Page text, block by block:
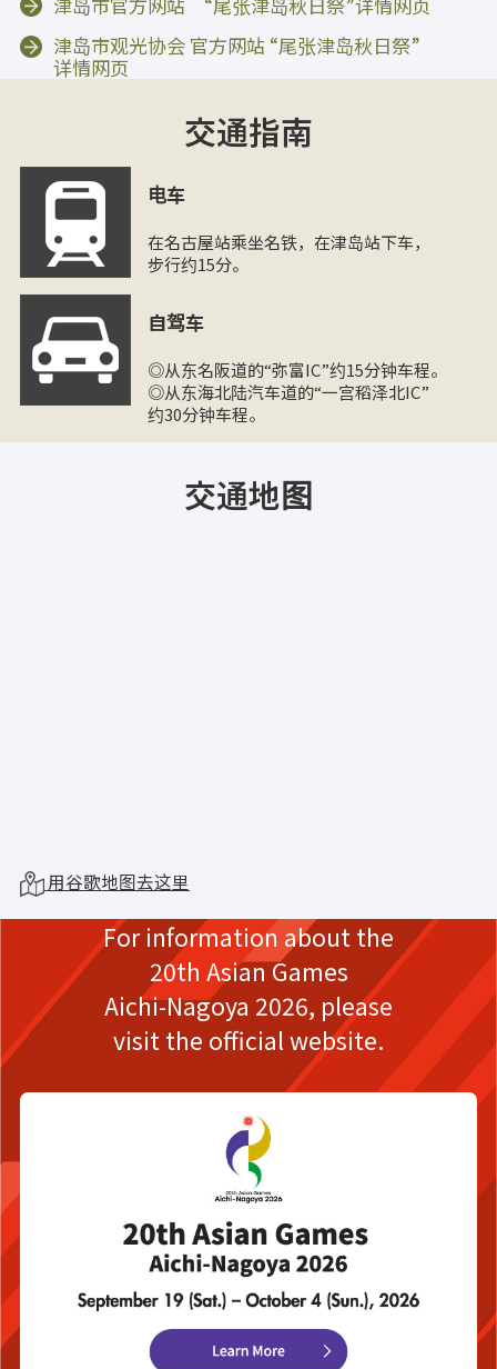
津岛市观光协会 官方网站 “尾张津岛秋日祭”
详情网页
交通指南
电车
在名古屋站乘坐名铁，在津岛站下车，
步行约15分。
自驾车
◎从东名阪道的“弥富IC”约15分钟车程。
◎从东海北陆汽车道的“一宫稻泽北IC”
约30分钟车程。
交通地图
用谷歌地图去这里
For information about the
20th Asian Games
Aichi-Nagoya 2026, please
visit the official website.